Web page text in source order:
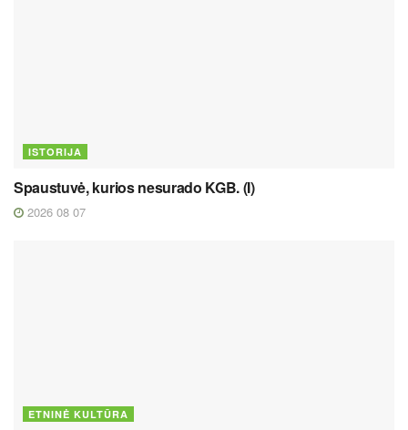
ISTORIJA
Spaustuvė, kurios nesurado KGB. (I)
2026 08 07
ETNINĖ KULTŪRA